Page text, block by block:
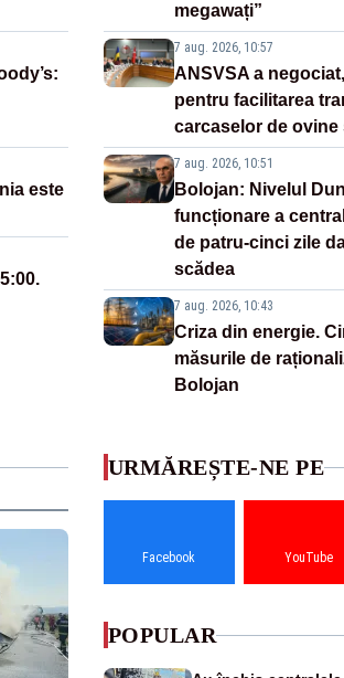
este
megawați”
7 aug. 2026, 10:57
ANSVSA a
pentru facilitarea
carcaselor de ovine
7 aug. 2026, 10:51
Bolojan: Nivelul
funcționare a
de patru-cinci zile
scădea
7 aug. 2026, 10:43
Criza din energie.
măsurile de
Bolojan
URMĂREȘTE-NE PE
Facebook YouTube
POPULAR